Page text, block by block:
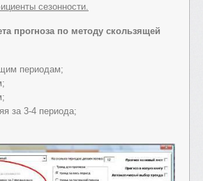
сезонности.
прогноза по методу скользящей
периодам;
за 3-4 периода;